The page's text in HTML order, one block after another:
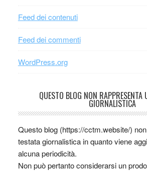
Feed dei contenuti
Feed dei commenti
WordPress.org
QUESTO BLOG NON RAPPRESENTA
GIORNALISTICA
Questo blog (https://cctm.website/)
testata giornalistica in quanto viene
alcuna periodicità.
Non può pertanto considerarsi un